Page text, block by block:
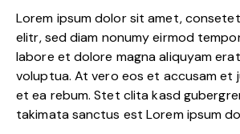
Lorem ipsum dolor sit amet,
elitr, sed diam nonumy eirmod
labore et dolore magna aliquyam
voluptua. At vero eos et accusam et
et ea rebum. Stet clita kasd
takimata sanctus est Lorem ipsum